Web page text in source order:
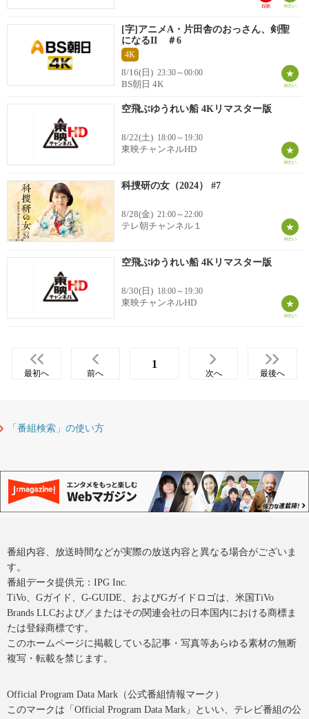
[字]アニメA・片田舎のおっさん、剣聖
になるII ＃6
4K
8/16(日) 23:30～00:00
BS朝日 4K
空飛ぶゆうれい船 4Kリマスター版
8/22(土) 18:00～19:30
東映チャンネルHD
科捜研の女（2024） #7
8/28(金) 21:00～22:00
テレ朝チャンネル１
空飛ぶゆうれい船 4Kリマスター版
8/30(日) 18:00～19:30
東映チャンネルHD
最初へ 前へ
1
次へ 最後へ
「番組検索」の使い方
番組内容、放送時間などが実際の放送内容と異なる場合がございま
す。
番組データ提供元：IPG Inc.
TiVo、Gガイド、G-GUIDE、およびGガイドロゴは、米国TiVo
Brands LLCおよび／またはその関連会社の日本国内における商標ま
たは登録商標です。
このホームページに掲載している記事・写真等あらゆる素材の無断
複写・転載を禁じます。
Official Program Data Mark（公式番組情報マーク）
このマークは「Official Program Data Mark」といい、テレビ番組の公